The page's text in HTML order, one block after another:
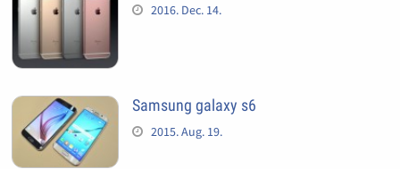
2016. Dec. 14.
Samsung galaxy s6
2015. Aug. 19.